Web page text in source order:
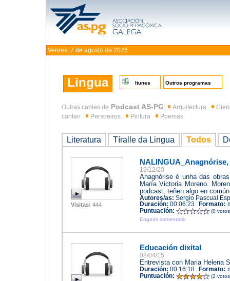
Venres, 7 de agosto de 2026
Lingua Itunes Outros programas
Outras canles de Podcast AS-PG: Arquitectura
cantan
Persoeiros Pintura Poemas
Literatura Tíralle da Lingua Todos
Visitas: 444
19/12/20
Anagnórise é unha das
María Victoria Moreno.
podcast, teñen algo en
Autores/as: Sergio Pascual
Duración: 00:06:23 Formato:
Puntuación:
(0
Engadir comentario
Educación dixital
08/04/15
Entrevista con Maria Helena
Duración: 00:16:18 Formato:
Puntuación:
(2